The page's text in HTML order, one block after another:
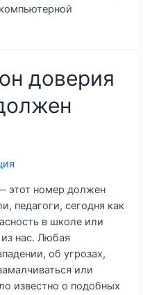
доверия
этот номер должен
педагоги, сегодня как
в школе или
нас. Любая
об угрозах,
или
известно о подобных